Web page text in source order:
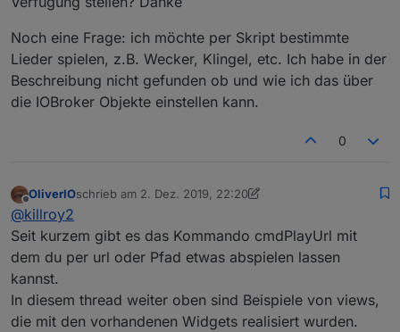
Noch eine Frage: ich möchte per Skript bestimmte
Lieder spielen, z.B. Wecker, Klingel, etc. Ich habe in der
Beschreibung nicht gefunden ob und wie ich das über
die IOBroker Objekte einstellen kann.
0
Offline
OliverIOschrieb am 2. Dez. 2019, 22:20
zuletzt editiert von OliverIO12. Feb. 2019, 23:21
@killroy2
Seit kurzem gibt es das Kommando cmdPlayUrl mit
dem du per url oder Pfad etwas abspielen lassen
kannst.
In diesem thread weiter oben sind Beispiele von views,
die mit den vorhandenen Widgets realisiert wurden.